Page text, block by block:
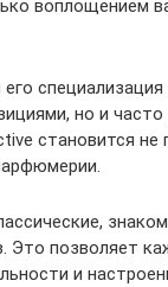
воплощением
но и
становится
позволяет
и